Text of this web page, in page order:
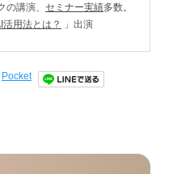
講演、 セミナー実績多数。
用法とは？ 」出演
Pocket